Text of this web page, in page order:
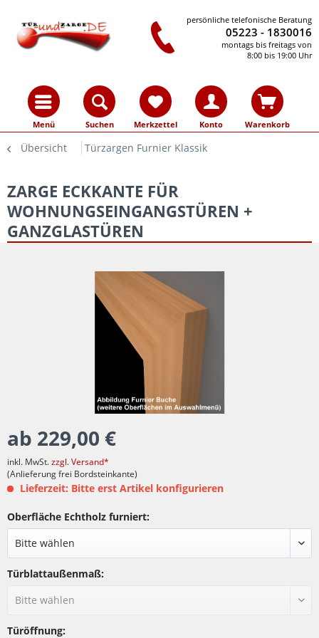
persönliche telefonische Beratung
05223 - 1830016
montags bis freitags von
8:00 bis 19:00 Uhr
Menü Suchen Merkzettel Konto Warenkorb
Übersicht Türzargen Furnier Klassik
ZARGE ECKKANTE FÜR
WOHNUNGSEINGANGSTÜREN +
GANZGLASTÜREN
ab 229,00 €
inkl. MwSt.zzgl. Versand*
(Anlieferung frei Bordsteinkante)
Lieferzeit: Bitte erst Artikel konfigurieren
Oberfläche Echtholz furniert:
Türblattaußenmaß:
Türöffnung: